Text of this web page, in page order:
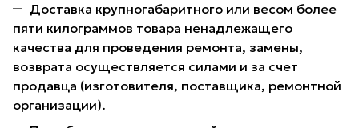
Доставка крупногабаритного или весом более
пяти килограммов товара ненадлежащего
качества для проведения ремонта, замены,
возврата осуществляется силами и за счет
продавца (изготовителя, поставщика, ремонтной
организации).